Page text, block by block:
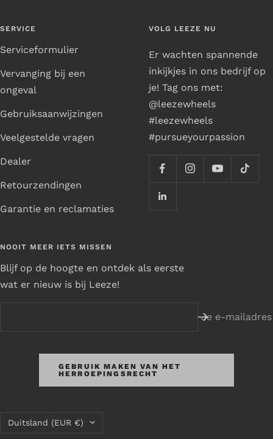
SERVICE
Serviceformulier
Vervanging bij een
ongeval
Gebruiksaanwijzingen
Veelgestelde vragen
Dealer
Retourzendingen
Garantie en reclamaties
VOLG LEEZE NU
Er wachten spannende
inkijkjes in ons bedrijf op
je! Tag ons met:
@leezewheels
#leezewheels
#pursueyourpassion
NOOIT MEER IETS MISSEN
Blijf op de hoogte en ontdek als eerste
wat er nieuw is bij Leeze!
Je e-mailadres
GEBRUIK MAKEN VAN HET
HERROEPINGSRECHT
Land/regio Duitsland (EUR €)